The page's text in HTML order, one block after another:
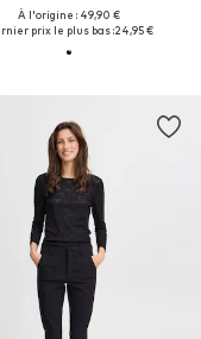
À l'origine : 49,90 €
prix le plus bas :24,95 €